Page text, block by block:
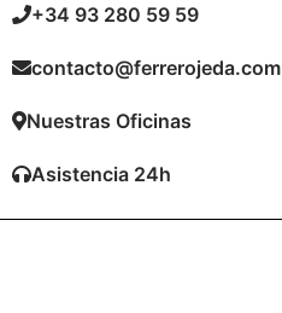
+34 93 280 59 59
contacto@ferrerojeda.com
Nuestras Oficinas
Asistencia 24h